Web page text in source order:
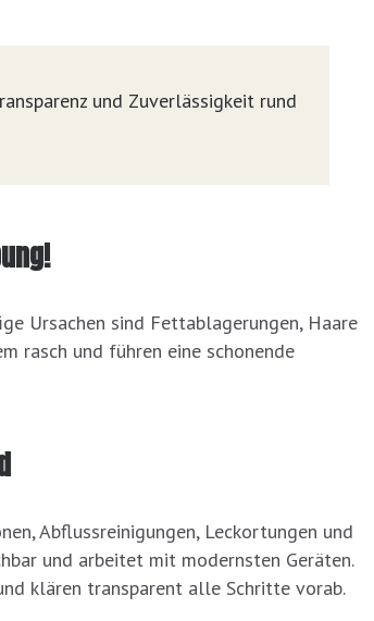
und Zuverlässigkeit rund
Ursachen sind Fettablagerungen, Haare
rasch und führen eine schonende
Abflussreinigungen, Leckortungen und
und arbeitet mit modernsten Geräten.
klären transparent alle Schritte vorab.